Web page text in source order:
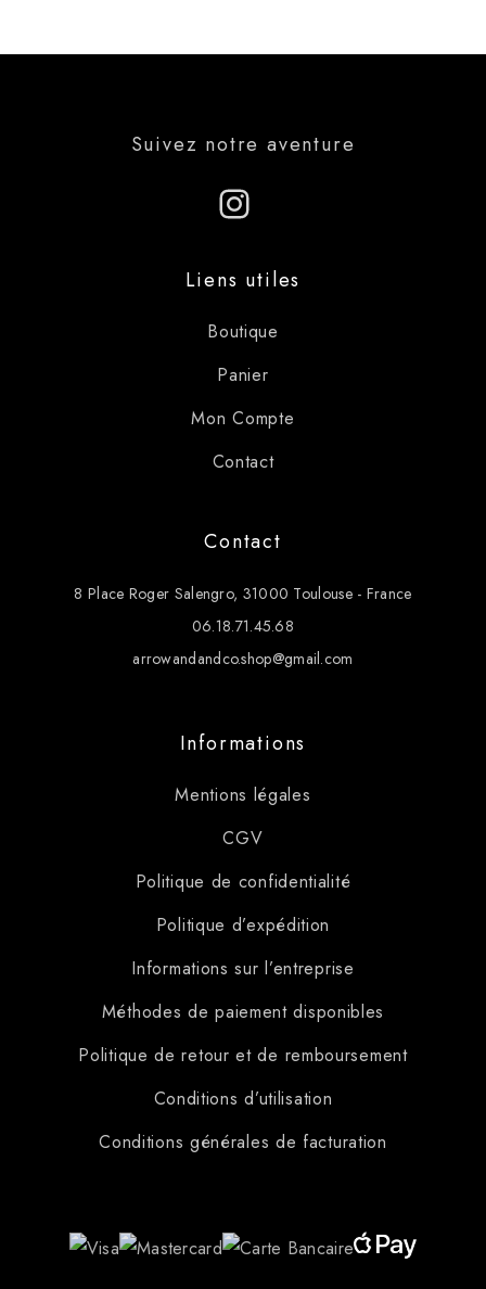
Suivez notre aventure
Instagram
Liens utiles
Boutique
Panier
Mon Compte
Contact
Contact
8 Place Roger Salengro, 31000 Toulouse - France
06.18.71.45.68
arrowandandco.shop@gmail.com
Informations
Mentions légales
CGV
Politique de confidentialité
Politique d’expédition
Informations sur l’entreprise
Méthodes de paiement disponibles
Politique de retour et de remboursement
Conditions d’utilisation
Conditions générales de facturation